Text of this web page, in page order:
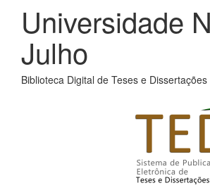
Universidade
Julho
Biblioteca Digital de Teses e Dissertações